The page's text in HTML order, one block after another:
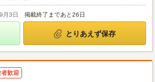
月3日 掲載終了まであと26日
とりあえず保存
歓迎